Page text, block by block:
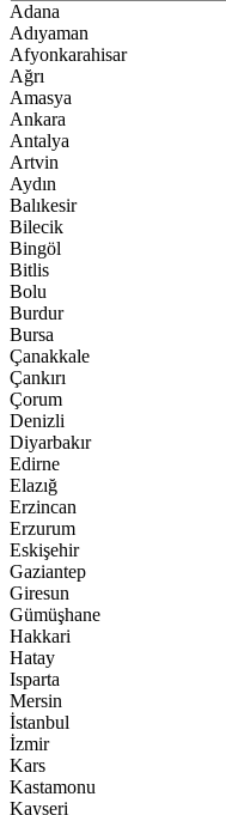
Adana
Adıyaman
Afyonkarahisar
Ağrı
Amasya
Ankara
Antalya
Artvin
Aydın
Balıkesir
Bilecik
Bingöl
Bitlis
Bolu
Burdur
Bursa
Çanakkale
Çankırı
Çorum
Denizli
Diyarbakır
Edirne
Elazığ
Erzincan
Erzurum
Eskişehir
Gaziantep
Giresun
Gümüşhane
Hakkari
Hatay
Isparta
Mersin
İstanbul
İzmir
Kars
Kastamonu
Kayseri